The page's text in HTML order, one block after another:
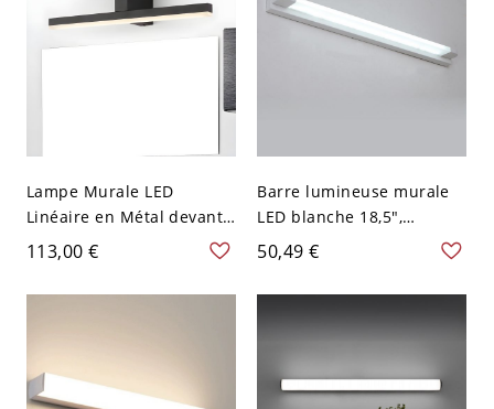
Lampe Murale LED
Linéaire en Métal devant
Miroir pour Salle de Bain
Applique Murale
Contemporaine - Noir 110
113,00 €
Barre lumineuse murale
LED blanche 18,5",
applique moderne en
métal pour miroir de salle
de bain, couloir ou
50,49 €